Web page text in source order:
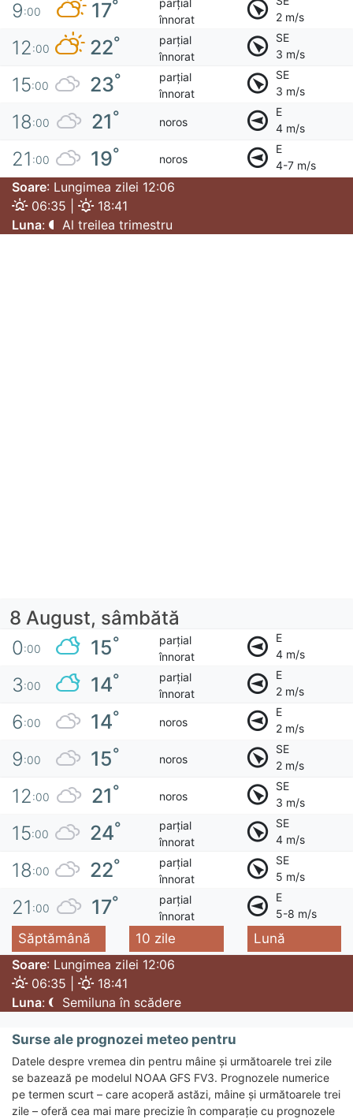
9:00 17°
înnorat
2 m/s
12:00 22°
parțial
înnorat
SE
3 m/s
15:00 23°
parțial
înnorat
SE
3 m/s
18:00 21° noros
E
4 m/s
21 :00 19° noros
E
4-7 m/s
Soare: Lungimea zilei 12:06
06:35 |
18:41
Luna: Al treilea trimestru
8 August, sâmbătă
0:00 15°
parțial
înnorat
E
4 m/s
3:00 14°
parțial
înnorat
E
2 m/s
6:00 14° noros
E
2 m/s
9:00 15° noros
SE
2 m/s
12:00 21° noros
SE
3 m/s
15:00 24°
parțial
înnorat
SE
4 m/s
18:00 22°
parțial
înnorat
SE
5 m/s
21 :00 17°
parțial
înnorat
E
5-8 m/s
Săptămână 10 zile
Lună
Soare: Lungimea zilei 12:06
06:35 |
18:41
Luna: Semiluna în scădere
Surse ale prognozei meteo pentru
Datele despre vremea din pentru mâine și următoarele trei zile
se bazează pe modelul NOAA GFS FV3. Prognozele numerice
pe termen scurt – care acoperă astăzi, mâine și următoarele trei
zile – oferă cea mai mare precizie în comparație cu prognozele